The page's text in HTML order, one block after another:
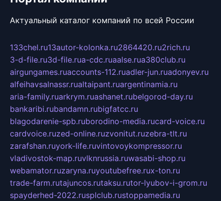
Актуальный каталог компаний по всей России
133chel.ru13autor-kolonka.ru2864420.ru2rich.ru
3-d-file.ru3d-file.rua-cdc.ruaalse.rua380club.ru
airgungames.ruaccounts-112.ruadler-jun.ruadonyev.ru
alfeihavsalnassr.rualtaipant.ruargentinamia.ru
aria-family.ruarkrym.ruashanet.rubelgorod-day.ru
bankaribi.rubandamn.rubigfatcc.ru
blagodarenie-spb.ruborodino-media.rucard-voice.ru
cardvoice.ruzed-online.ruzvonitut.ruzebra-tlt.ru
zarafshan.ruyork-life.ruvintovoykompressor.ru
vladivostok-map.ruvlknrussia.ruwasabi-shop.ru
webamator.ruzaryna.ruyoutubefree.rux-ton.ru
trade-farm.rutajuncos.rutaksu.rutor-lyubov-i-grom.ru
spayderhed-2022.rusplclub.rustoppamedia.ru